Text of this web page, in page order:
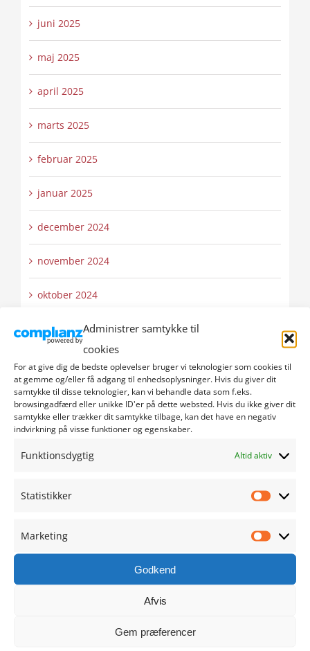
Administrer samtykke til
cookies
For at give dig de bedste oplevelser bruger vi teknologier som cookies til
at gemme og/eller få adgang til enhedsoplysninger. Hvis du giver dit
samtykke til disse teknologier, kan vi behandle data som f.eks.
browsingadfærd eller unikke ID'er på dette websted. Hvis du ikke giver dit
samtykke eller trækker dit samtykke tilbage, kan det have en negativ
indvirkning på visse funktioner og egenskaber.
Funktionsdygtig Altid aktiv
Statistikker
Marketing
Godkend
Afvis
Gem præferencer
juni 2025
maj 2025
april 2025
marts 2025
februar 2025
januar 2025
december 2024
november 2024
oktober 2024
september 2024
august 2024
juli 2024
juni 2024
maj 2024
april 2024
marts 2024